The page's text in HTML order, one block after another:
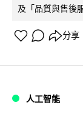
及「品質與售後
分享
人工智能